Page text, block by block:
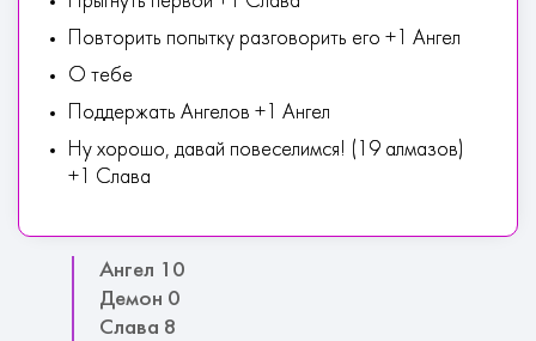
Повторить попытку разговорить его +1 Ангел
О тебе
Поддержать Ангелов +1 Ангел
Ну хорошо, давай повеселимся! (19 алмазов)
+1 Слава
Ангел 10
Демон 0
Слава 8